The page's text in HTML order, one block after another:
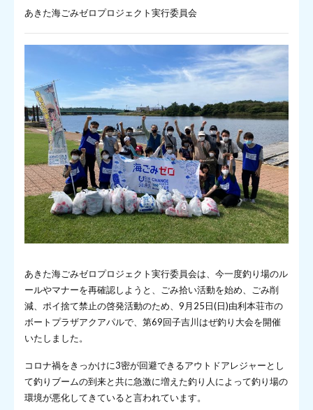
あきた海ごみゼロプロジェクト実行委員会
あきた海ごみゼロプロジェクト実行委員会は、今一度釣り場のル
ールやマナーを再確認しようと、ごみ拾い活動を始め、ごみ削
減、ポイ捨て禁止の啓発活動のため、9月25日(日)由利本荘市の
ボートプラザアクアパルで、第69回子吉川はぜ釣り大会を開催
いたしました。
コロナ禍をきっかけに3密が回避できるアウトドアレジャーとし
て釣りブームの到来と共に急激に増えた釣り人によって釣り場の
環境が悪化してきていると言われています。